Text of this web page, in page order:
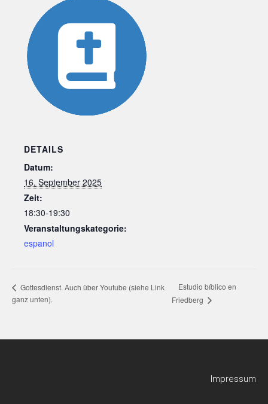
DETAILS
Datum:
16. September 2025
Zeit:
18:30-19:30
Veranstaltungskategorie:
espanol
Gottesdienst. Auch über Youtube (siehe Link
ganz unten).
Estudio bíblico en
Friedberg
Impressum